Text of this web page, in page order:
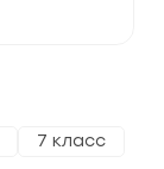
7 класс